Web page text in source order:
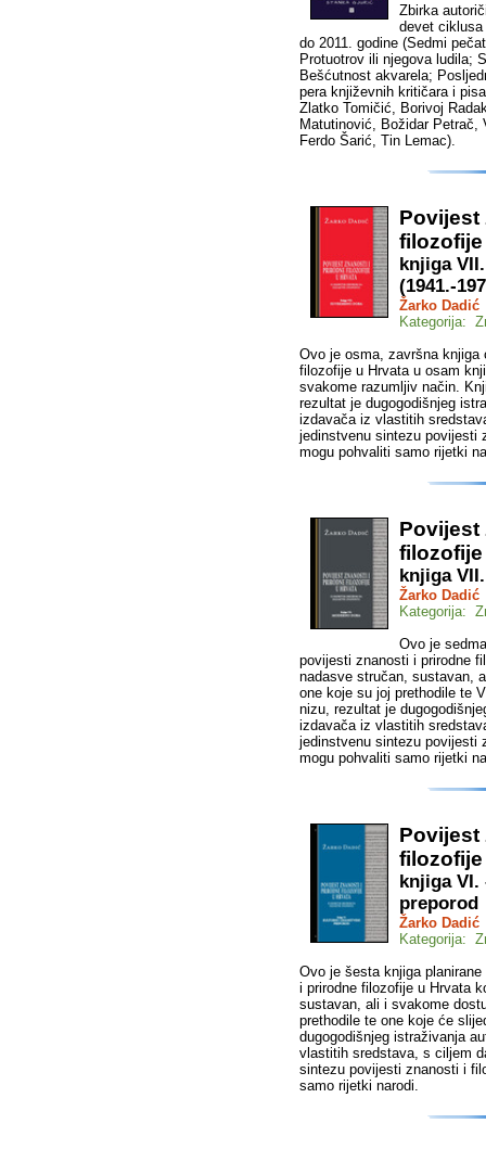
Zbirka
devet ciklusa
do 2011. godine (Sedmi
Protuotrov ili njegova ludila;
Bešćutnost akvarela;
pera književnih kritičara i
Zlatko Tomičić, Borivoj
Matutinović, Božidar
Ferdo Šarić, Tin Lemac).
Povijest
filozofije
knjiga
(1941.-
Žarko Dadić
Kategorija:
Ovo je osma, završna knjiga
filozofije u Hrvata u osam
svakome razumljiv način.
rezultat je dugogodišnjeg
izdavača iz vlastitih
jedinstvenu sintezu povijesti
mogu pohvaliti samo rijetki
Povijest
filozofije
knjiga
Žarko Dadić
Kategorija:
Ovo je
povijesti znanosti i prirodne
nadasve stručan, sustavan,
one koje su joj prethodile te
nizu, rezultat je
izdavača iz vlastitih
jedinstvenu sintezu povijesti
mogu pohvaliti samo rijetki
Povijest
filozofije
knjiga
preporod
Žarko Dadić
Kategorija:
Ovo je šesta knjiga
i prirodne filozofije u Hrvata
sustavan, ali i svakome
prethodile te one koje će
dugogodišnjeg istraživanja
vlastitih sredstava, s ciljem
sintezu povijesti znanosti i
samo rijetki narodi.